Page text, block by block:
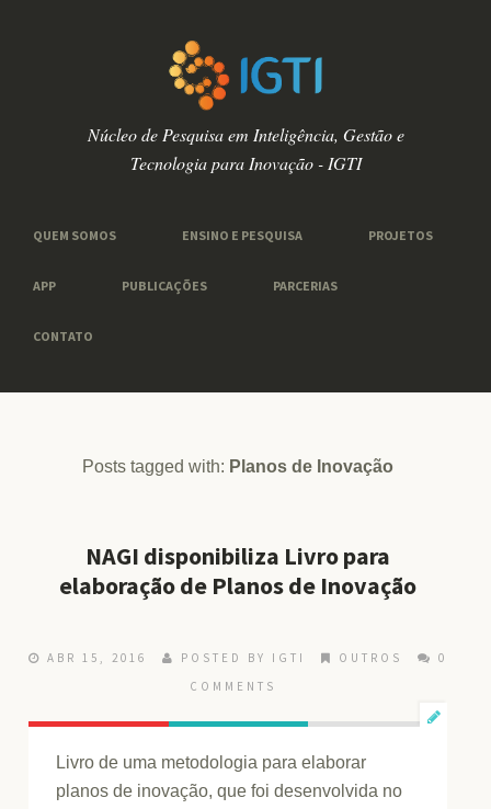
Núcleo de Pesquisa em Inteligência, Gestão e
Tecnologia para Inovação - IGTI
QUEM SOMOS ENSINO E PESQUISA PROJETOS
APP PUBLICAÇÕES PARCERIAS
CONTATO
Posts tagged with: Planos de Inovação
NAGI disponibiliza Livro para
elaboração de Planos de Inovação
ABR 15, 2016 POSTED BY IGTI OUTROS
0
COMMENTS
Livro de uma metodologia para elaborar
planos de inovação, que foi desenvolvida no